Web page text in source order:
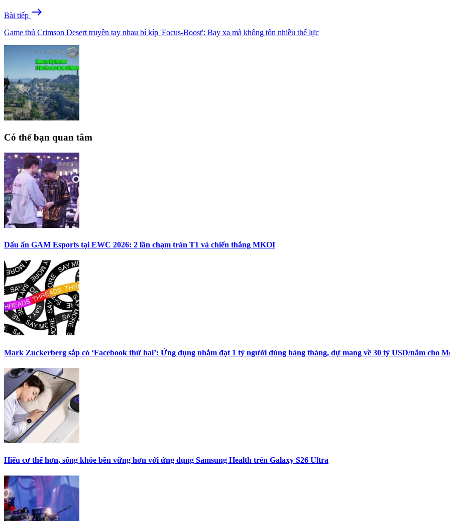
Bài tiếp east
Game thủ Crimson Desert truyền tay nhau bí kíp 'Focus-Boost': Bay xa mà không tốn nhiều thể lực
Có thể bạn quan tâm
Dấu ấn GAM Esports tại EWC 2026: 2 lần chạm trán T1 và chiến thắng MKOI
Mark Zuckerberg sắp có ‘Facebook thứ hai’: Ứng dụng nhắm đạt 1 tỷ người dùng hàng tháng, dự mang về 30 tỷ USD/năm cho
Hiểu cơ thể hơn, sống khỏe bền vững hơn với ứng dụng Samsung Health trên Galaxy S26 Ultra